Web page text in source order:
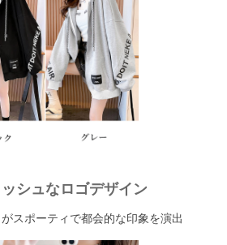
シュなロゴデザイン
スポーティで都会的な印象を演出